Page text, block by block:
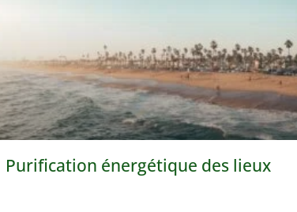
Purification énergétique des lieux